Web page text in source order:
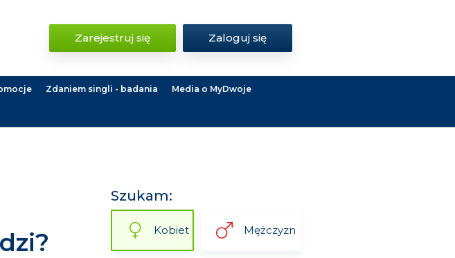
Zarejestruj się Zaloguj się
Zdaniem singli - badania Media o MyDwoje
Szukam:
Kobiet Mężczyzn